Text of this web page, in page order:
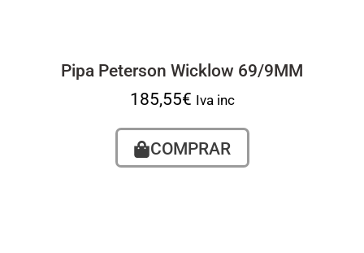
Pipa Peterson Wicklow 69/9MM
185,55€ Iva inc
COMPRAR